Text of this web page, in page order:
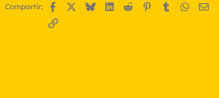
Compartir: Facebook BlueskyLinkedIn
Reddit Pinterest
Tumblr
Enlace